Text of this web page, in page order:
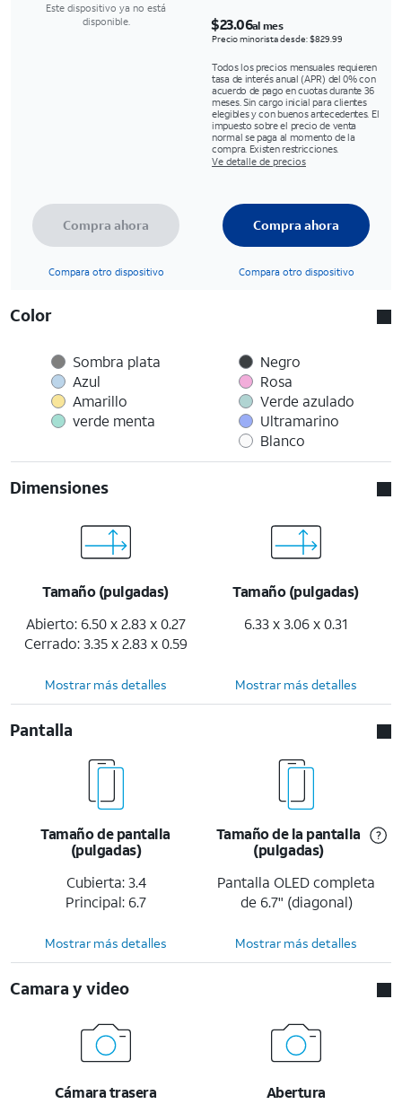
Este dispositivo ya no está
disponible.
$23.06al mes
Precio minorista desde: $829.99
Todos los precios mensuales requieren
tasa de interés anual (APR) del 0% con
acuerdo de pago en cuotas durante 36
meses. Sin cargo inicial para clientes
elegibles y con buenos antecedentes. El
impuesto sobre el precio de venta
normal se paga al momento de la
compra. Existen restricciones.
Ve detalle de precios
Compra ahora
Compara otro dispositivo
Compra ahora
Compara otro dispositivo
Color
Sombra plata
Azul
Amarillo
verde menta
Negro
Rosa
Verde azulado
Ultramarino
Blanco
Dimensiones
Tamaño (pulgadas)
Abierto: 6.50 x 2.83 x 0.27
Cerrado: 3.35 x 2.83 x 0.59
Tamaño (pulgadas)
6.33 x 3.06 x 0.31
Mostrar más detalles Mostrar más detalles
Pantalla
Tamaño de pantalla
(pulgadas)
Cubierta: 3.4
Principal: 6.7
Tamaño de la pantalla
(pulgadas)
Pantalla OLED completa
de 6.7" (diagonal)
Mostrar más detalles Mostrar más detalles
Camara y video
Cámara trasera
Abertura